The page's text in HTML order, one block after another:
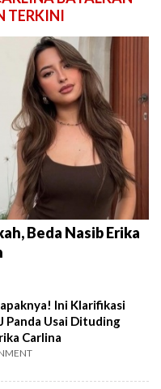
TERKINI
Beda Nasib Erika
Ini Klarifikasi
Panda Usai Dituding
Carlina